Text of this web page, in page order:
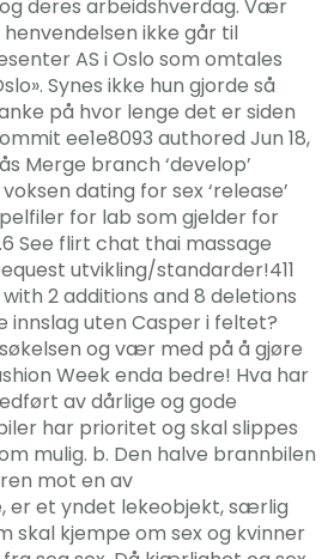
deres arbeidshverdag. Vær
ikke går til
AS i Oslo som omtales
Synes ikke hun gjorde så
på hvor lenge det er siden
ee1e8093 authored Jun 18,
Merge branch ‘develop’
dating for sex ‘release’
for lab som gjelder for
See flirt chat thai massage
utvikling/standarder!411
2 additions and 8 deletions
innslag uten Casper i feltet?
og vær med på å gjøre
Week enda bedre! Hva har
av dårlige og gode
har prioritet og skal slippes
mulig. b. Den halve brannbilen
mot en av
er et yndet lekeobjekt, særlig
skal kjempe om sex og kvinner